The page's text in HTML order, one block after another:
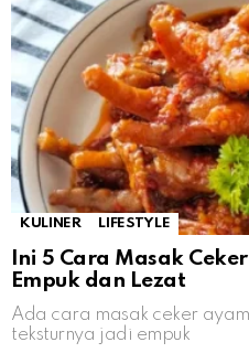
KULINER LIFESTYLE
Ini 5 Cara Masak
Empuk dan Lezat
Ada cara masak ceker
teksturnya jadi empuk